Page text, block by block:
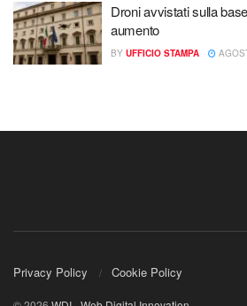
Droni avvistati sulla
aumento
BY UFFICIO STAMPA
Privacy Policy Cookie Policy